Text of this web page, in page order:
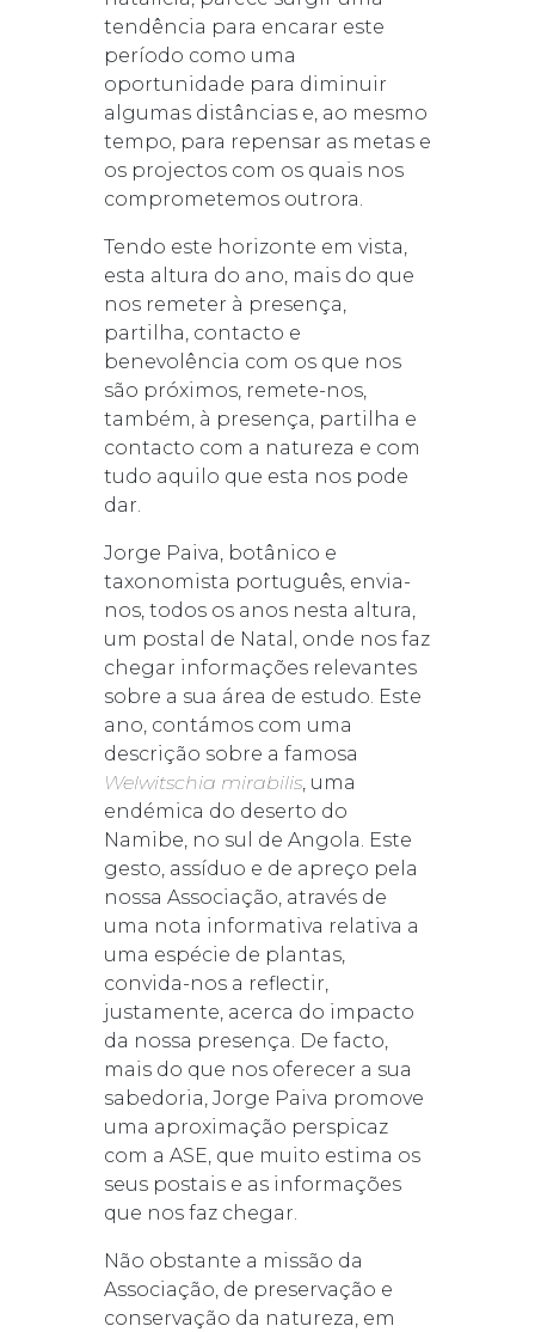
tendência para encarar este
período como uma
oportunidade para diminuir
algumas distâncias e, ao mesmo
tempo, para repensar as metas e
os projectos com os quais nos
comprometemos outrora.
Tendo este horizonte em vista,
esta altura do ano, mais do que
nos remeter à presença,
partilha, contacto e
benevolência com os que nos
são próximos, remete-nos,
também, à presença, partilha e
contacto com a natureza e com
tudo aquilo que esta nos pode
dar.
Jorge Paiva, botânico e
taxonomista português, envia-
nos, todos os anos nesta altura,
um postal de Natal, onde nos faz
chegar informações relevantes
sobre a sua área de estudo. Este
ano, contámos com uma
descrição sobre a famosa
Welwitschia mirabilis, uma
endémica do deserto do
Namibe, no sul de Angola. Este
gesto, assíduo e de apreço pela
nossa Associação, através de
uma nota informativa relativa a
uma espécie de plantas,
convida-nos a reflectir,
justamente, acerca do impacto
da nossa presença. De facto,
mais do que nos oferecer a sua
sabedoria, Jorge Paiva promove
uma aproximação perspicaz
com a ASE, que muito estima os
seus postais e as informações
que nos faz chegar.
Não obstante a missão da
Associação, de preservação e
conservação da natureza, em